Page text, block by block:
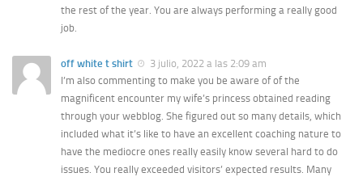
the rest of the year. You are always performing a really good
job.
off white t shirt
3 julio, 2022 a las 2:09 am
I’m also commenting to make you be aware of of the
magnificent encounter my wife’s princess obtained reading
through your webblog. She figured out so many details, which
included what it’s like to have an excellent coaching nature to
have the mediocre ones really easily know several hard to do
issues. You really exceeded visitors’ expected results. Many